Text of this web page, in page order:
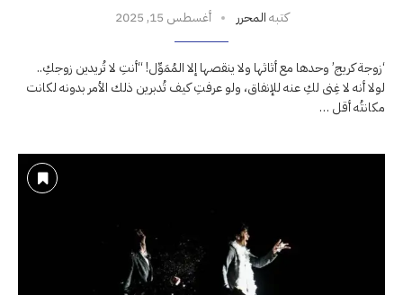
كتبهالمحرر أغسطس 15, 2025
‘زوجة كريج’ وحدها مع أثاثها ولا ينقصها إلا المُمَوِّل! “أنتِ لا تُريدين زوجكِ..
لولا أنه لا غِنى لكِ عنه للإنفاق، ولو عرفتِ كيف تُدبرين ذلك الأمر بدونه لكانت
مكانتُه أقل …